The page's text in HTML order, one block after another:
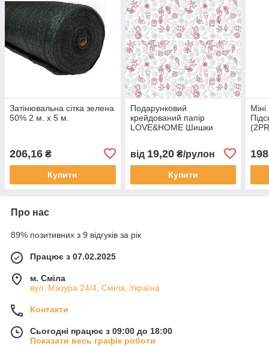
Затінювальна сітка зелена
50% 2 м. х 5 м.
206,16 ₴
Купити
Подарунковий
крейдований папір
LOVE&HOME Шишки
від 19,20₴/рулон
Купити
198
Про нас
89% позитивних з 9 відгуків за рік
Працює з 07.02.2025
м. Сміла
вул. Мазура 24/4, Сміла, Україна
Контакти
Сьогодні працює з 09:00 до 18:00
Показати весь графік роботи